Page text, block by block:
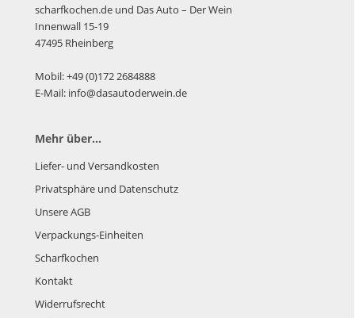
scharfkochen.de und Das Auto – Der Wein
Innenwall 15-19
47495 Rheinberg
Mobil: +49 (0)172 2684888
E-Mail: info@dasautoderwein.de
Mehr über...
Liefer- und Versandkosten
Privatsphäre und Datenschutz
Unsere AGB
Verpackungs-Einheiten
Scharfkochen
Kontakt
Widerrufsrecht